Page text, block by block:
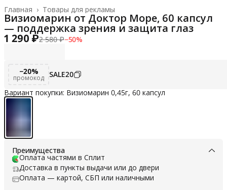
Товары для рекламы
Главная ›
Визиомарин от Доктор Море, 60 капсул
— поддержка зрения и защита глаз
1 290 ₽2 580 ₽−50%
−20%
промокод
SALE20
Вариант покупки: Визиомарин 0,45г, 60 капсул
Преимущества
Оплата частями в Сплит
Доставка в пункты выдачи или до двери
Оплата — картой, СБП или наличными